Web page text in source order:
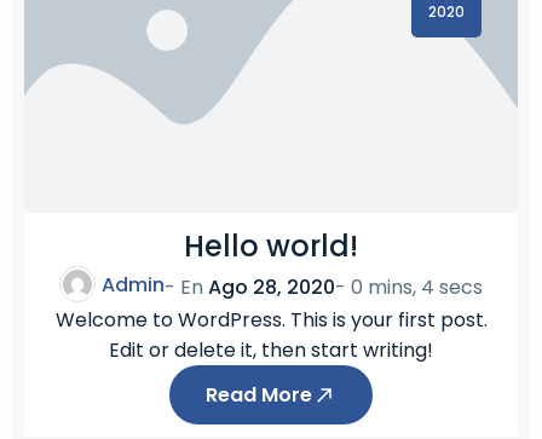
2020
Hello world!
Admin- EnAgo 28, 2020- 0 mins, 4 secs
Welcome to WordPress. This is your first post.
Edit or delete it, then start writing!
Read More